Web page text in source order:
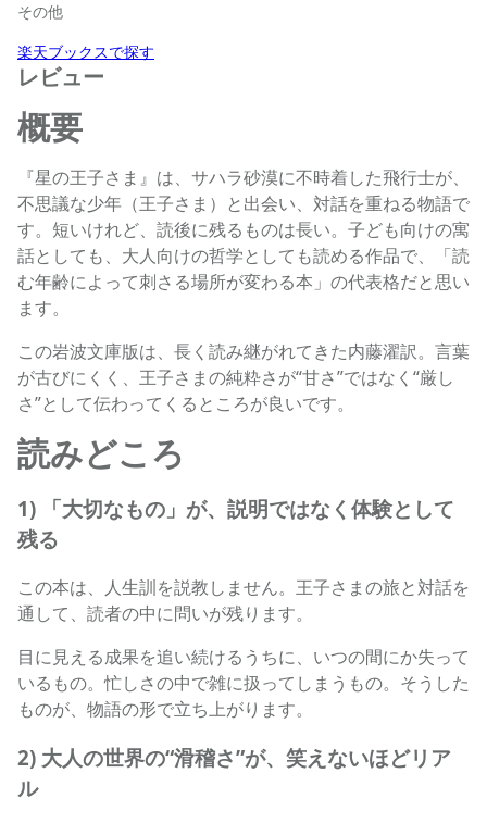
その他
楽天ブックスで探す
レビュー
概要
『星の王子さま』は、サハラ砂漠に不時着した飛行士が、
不思議な少年（王子さま）と出会い、対話を重ねる物語で
す。短いけれど、読後に残るものは長い。子ども向けの寓
話としても、大人向けの哲学としても読める作品で、「読
む年齢によって刺さる場所が変わる本」の代表格だと思い
ます。
この岩波文庫版は、長く読み継がれてきた内藤濯訳。言葉
が古びにくく、王子さまの純粋さが“甘さ”ではなく“厳し
さ”として伝わってくるところが良いです。
読みどころ
1) 「大切なもの」が、説明ではなく体験として
残る
この本は、人生訓を説教しません。王子さまの旅と対話を
通して、読者の中に問いが残ります。
目に見える成果を追い続けるうちに、いつの間にか失って
いるもの。忙しさの中で雑に扱ってしまうもの。そうした
ものが、物語の形で立ち上がります。
2) 大人の世界の“滑稽さ”が、笑えないほどリア
ル